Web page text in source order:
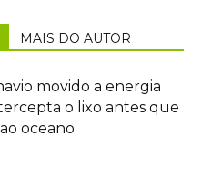
MAIS DO AUTOR
movido a energia
o lixo antes que
oceano